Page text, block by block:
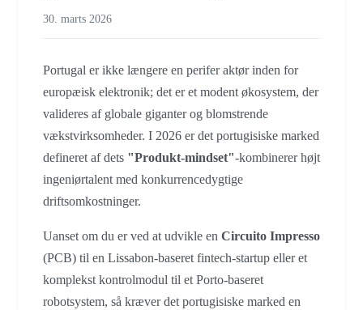
30. marts 2026
Portugal er ikke længere en perifer aktør inden for
europæisk elektronik; det er et modent økosystem, der
valideres af globale giganter og blomstrende
vækstvirksomheder. I 2026 er det portugisiske marked
defineret af dets "Produkt-mindset"-kombinerer højt
ingeniørtalent med konkurrencedygtige
driftsomkostninger.
Uanset om du er ved at udvikle en Circuito Impresso
(PCB) til en Lissabon-baseret fintech-startup eller et
komplekst kontrolmodul til et Porto-baseret
robotsystem, så kræver det portugisiske marked en